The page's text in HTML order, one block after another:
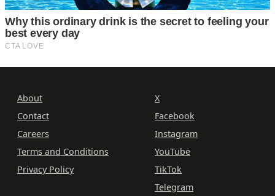
About
Contact
Careers
Terms and Conditions
Privacy Policy
X
Facebook
Instagram
YouTube
TikTok
Telegram